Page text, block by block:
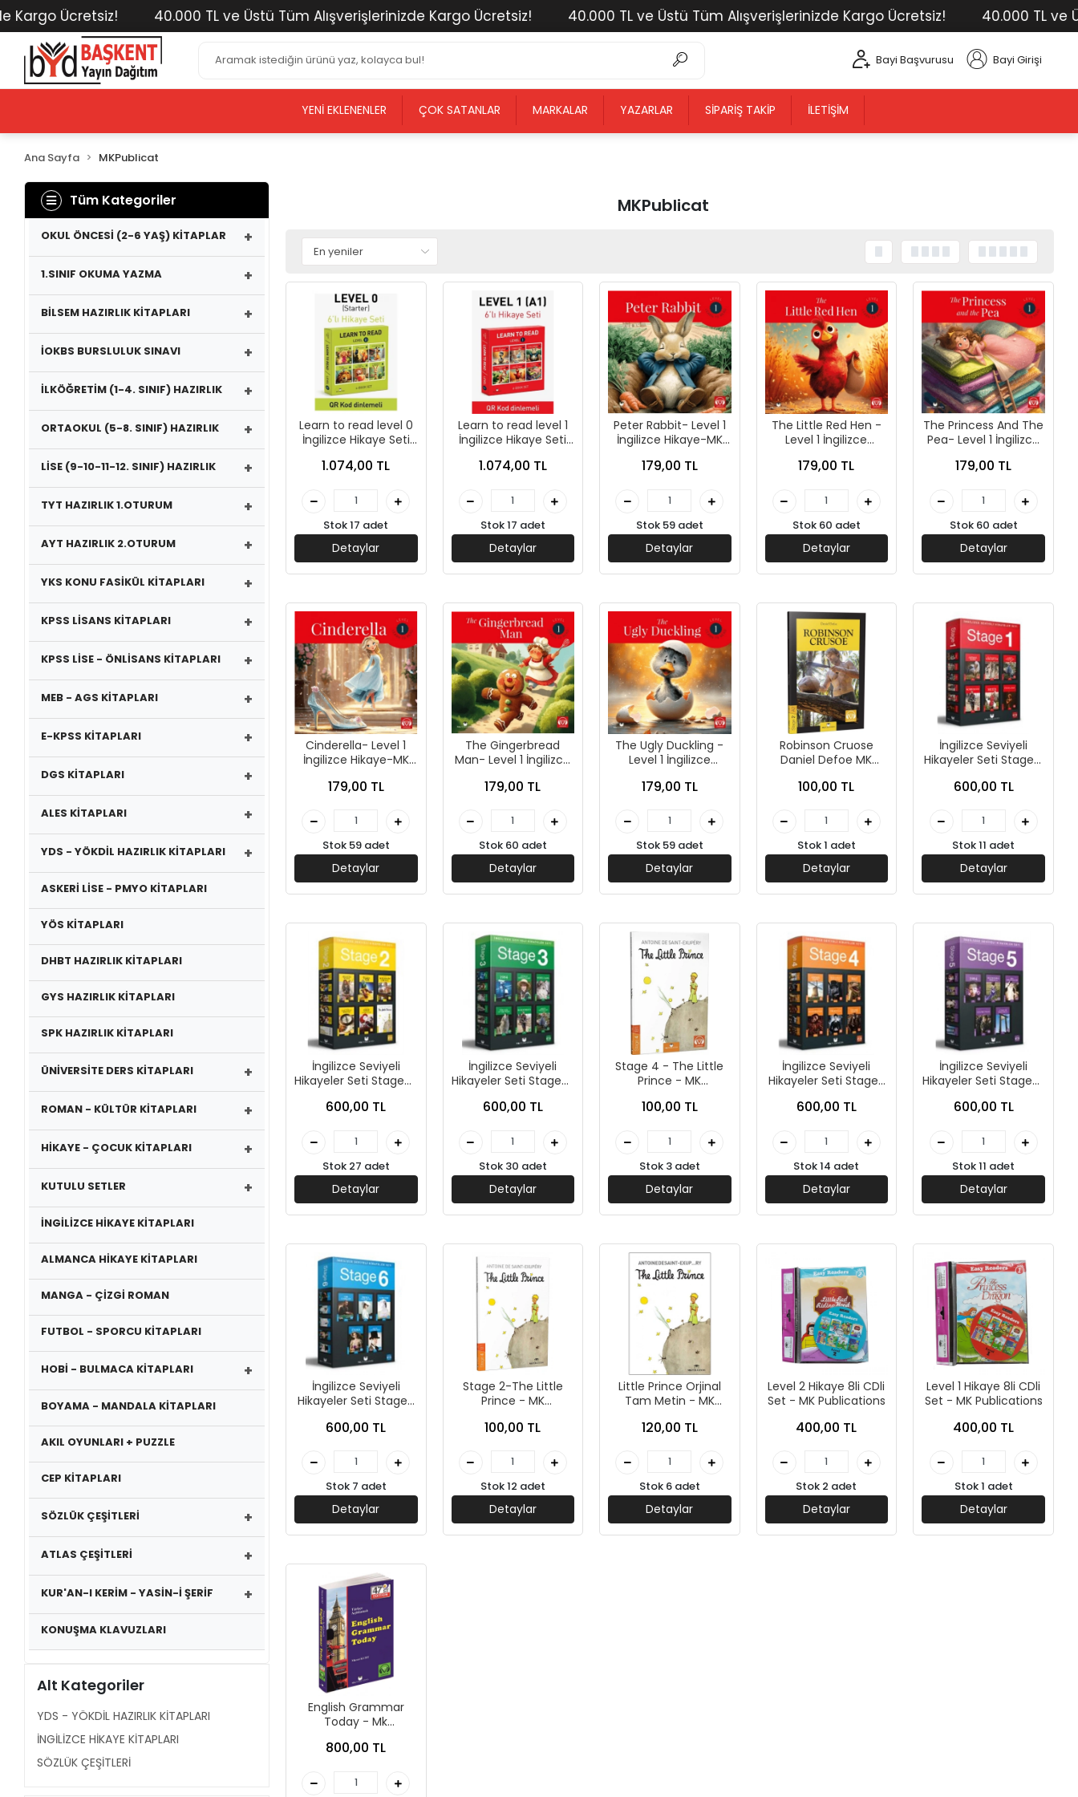
Ücretsiz! 40.000 TL ve Üstü Tüm Alışverişlerinizde Kargo Ücretsiz! 40.000 TL ve Üstü Tüm Alışverişlerinizde Kargo Ücretsiz! 40.000 TL ve Üstü
Bayi Başvurusu Bayi Girişi
YENI EKLENENLER ÇOK SATANLAR MARKALAR YAZARLAR SIPARIŞ TAKIP İLETIŞIM
Ana Sayfa MKPublicat
Tüm Kategoriler
OKUL ÖNCESİ (2-6 YAŞ) KİTAPLAR +
1.SINIF OKUMA YAZMA +
BİLSEM HAZIRLIK KİTAPLARI +
İOKBS BURSLULUK SINAVI +
İLKÖĞRETİM (1-4. SINIF) HAZIRLIK +
ORTAOKUL (5-8. SINIF) HAZIRLIK +
LİSE (9-10-11-12. SINIF) HAZIRLIK +
TYT HAZIRLIK 1.OTURUM +
AYT HAZIRLIK 2.OTURUM +
YKS KONU FASİKÜL KİTAPLARI +
KPSS LİSANS KİTAPLARI +
KPSS LİSE - ÖNLİSANS KİTAPLARI +
MEB - AGS KİTAPLARI +
E-KPSS KİTAPLARI +
DGS KİTAPLARI +
ALES KİTAPLARI +
YDS - YÖKDİL HAZIRLIK KİTAPLARI +
ASKERİ LİSE - PMYO KİTAPLARI
YÖS KİTAPLARI
DHBT HAZIRLIK KİTAPLARI
GYS HAZIRLIK KİTAPLARI
SPK HAZIRLIK KİTAPLARI
ÜNİVERSİTE DERS KİTAPLARI +
ROMAN - KÜLTÜR KİTAPLARI +
HİKAYE - ÇOCUK KİTAPLARI +
KUTULU SETLER +
İNGİLİZCE HİKAYE KİTAPLARI
ALMANCA HİKAYE KİTAPLARI
MANGA - ÇİZGİ ROMAN
FUTBOL - SPORCU KİTAPLARI
HOBİ - BULMACA KİTAPLARI +
BOYAMA - MANDALA KİTAPLARI
AKIL OYUNLARI + PUZZLE
CEP KİTAPLARI
SÖZLÜK ÇEŞİTLERİ +
ATLAS ÇEŞİTLERİ +
KUR'AN-I KERİM - YASİN-İ ŞERİF +
KONUŞMA KLAVUZLARI
Alt Kategoriler
YDS - YÖKDİL HAZIRLIK KİTAPLARI
İNGİLİZCE HİKAYE KİTAPLARI
SÖZLÜK ÇEŞİTLERİ
MKPublicat
Learn to read level 0
İngilizce Hikaye Seti
Publications
1.074,00 TL
Stok 17 adet
Detaylar
Learn to read level 1
İngilizce Hikaye Seti
Publications
1.074,00 TL
Stok 17 adet
Detaylar
Peter Rabbit- Level 1
İngilizce Hikaye-MK
179,00 TL
Stok 59 adet
Detaylar
The Little Red Hen -
Level 1 İngilizce
Publications
179,00 TL
Stok 60 adet
Detaylar
The Princess And The
Pea- Level 1 İngilizce
Publications
179,00 TL
Stok 60 adet
Detaylar
Cinderella- Level 1
İngilizce Hikaye-MK
179,00 TL
Stok 59 adet
Detaylar
The Gingerbread
Man- Level 1 İngilizce
Publications
179,00 TL
Stok 60 adet
Detaylar
The Ugly Duckling -
Level 1 İngilizce
Andersen-MK
179,00 TL
Stok 59 adet
Detaylar
Robinson Cruose
Daniel Defoe MK
100,00 TL
Stok 1 adet
Detaylar
İngilizce Seviyeli
Hikayeler Seti Stage-1
600,00 TL
Stok 11 adet
Detaylar
İngilizce Seviyeli
Hikayeler Seti Stage-2
600,00 TL
Stok 27 adet
Detaylar
İngilizce Seviyeli
Hikayeler Seti Stage-3
600,00 TL
Stok 30 adet
Detaylar
Stage 4 - The Little
Prince - MK
100,00 TL
Stok 3 adet
Detaylar
İngilizce Seviyeli
Hikayeler Seti Stage-
600,00 TL
Stok 14 adet
Detaylar
İngilizce Seviyeli
Hikayeler Seti Stage-5
600,00 TL
Stok 11 adet
Detaylar
İngilizce Seviyeli
Hikayeler Seti Stage-
600,00 TL
Stok 7 adet
Detaylar
Stage 2-The Little
Prince - MK
100,00 TL
Stok 12 adet
Detaylar
Little Prince Orjinal
Tam Metin - MK
120,00 TL
Stok 6 adet
Detaylar
Level 2 Hikaye 8li CDli
Set - MK Publications
400,00 TL
Stok 2 adet
Detaylar
Level 1 Hikaye 8li CDli
Set - MK Publications
400,00 TL
Stok 1 adet
Detaylar
English Grammar
Today - Mk
800,00 TL